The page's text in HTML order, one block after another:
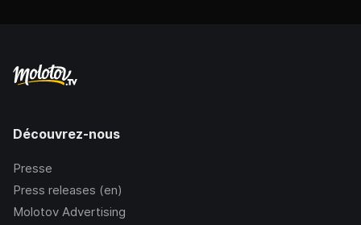
Découvrez-nous
Presse
Press releases (en)
Molotov Advertising